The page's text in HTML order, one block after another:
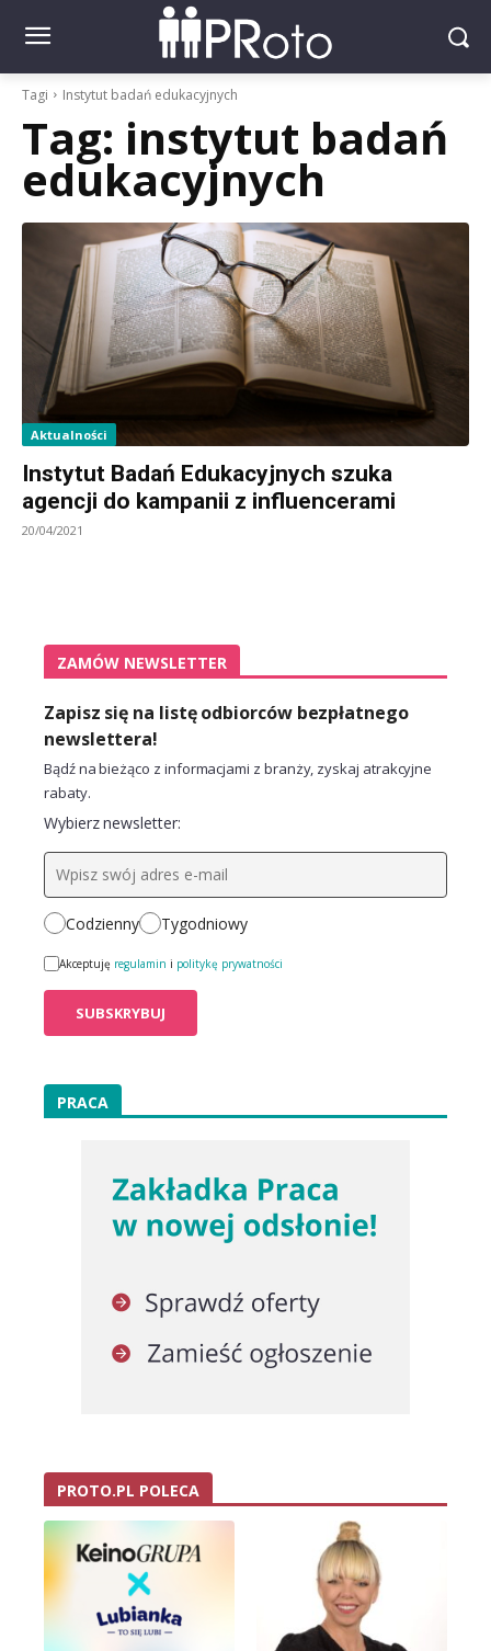
Tagi Instytut badań edukacyjnych
Tag: instytut badań
edukacyjnych
Aktualności
Instytut Badań Edukacyjnych szuka
agencji do kampanii z influencerami
20/04/2021
ZAMÓW NEWSLETTER
Zapisz się na listę odbiorców bezpłatnego
newslettera!
Bądź na bieżąco z informacjami z branży, zyskaj atrakcyjne
rabaty.
Wybierz newsletter:
Codzienny Tygodniowy
Akceptuję regulamin i politykę prywatności
PRACA
PROTO.PL POLECA